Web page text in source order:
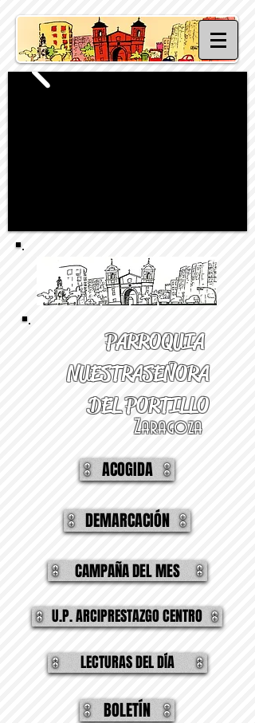
PARROQUIA
NUESTRASEÑORA
DEL PORTILLO
Zaragoza
ACOGIDA
DEMARCACIÓN
CAMPAÑA DEL MES
U.P. ARCIPRESTAZGO CENTRO
LECTURAS DEL DÍA
BOLETÍN